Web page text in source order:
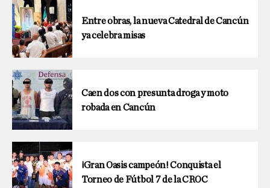
Entre obras, la nueva Catedral de Cancún
ya celebra misas
Caen dos con presunta droga y moto
robada en Cancún
¡Gran Oasis campeón! Conquista el
Torneo de Fútbol 7 de la CROC